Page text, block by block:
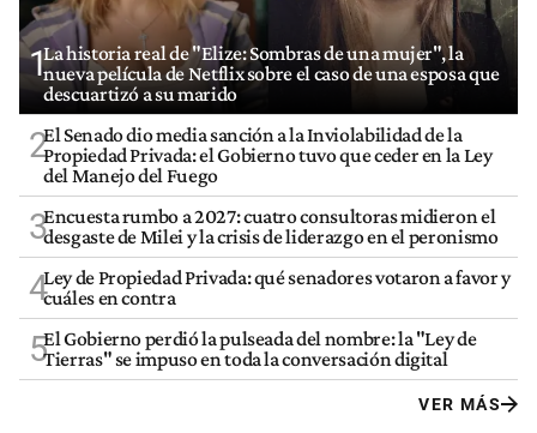
1La historia real de "Elize: Sombras de una mujer", la
nueva película de Netflix sobre el caso de una esposa que
descuartizó a su marido
2El Senado dio media sanción a la Inviolabilidad de la
Propiedad Privada: el Gobierno tuvo que ceder en la Ley
del Manejo del Fuego
3Encuesta rumbo a 2027: cuatro consultoras midieron el
desgaste de Milei y la crisis de liderazgo en el peronismo
4Ley de Propiedad Privada: qué senadores votaron a favor y
cuáles en contra
5El Gobierno perdió la pulseada del nombre: la "Ley de
Tierras" se impuso en toda la conversación digital
VER MÁS